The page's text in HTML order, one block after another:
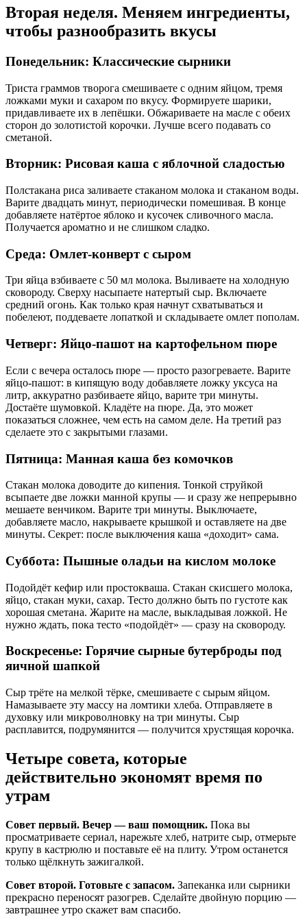
Вторая неделя. Меняем ингредиенты,
чтобы разнообразить вкусы
Понедельник: Классические сырники
Триста граммов творога смешиваете с одним яйцом, тремя
ложками муки и сахаром по вкусу. Формируете шарики,
придавливаете их в лепёшки. Обжариваете на масле с обеих
сторон до золотистой корочки. Лучше всего подавать со
сметаной.
Вторник: Рисовая каша с яблочной сладостью
Полстакана риса заливаете стаканом молока и стаканом воды.
Варите двадцать минут, периодически помешивая. В конце
добавляете натёртое яблоко и кусочек сливочного масла.
Получается ароматно и не слишком сладко.
Среда: Омлет-конверт с сыром
Три яйца взбиваете с 50 мл молока. Выливаете на холодную
сковороду. Сверху насыпаете натертый сыр. Включаете
средний огонь. Как только края начнут схватываться и
побелеют, поддеваете лопаткой и складываете омлет пополам.
Четверг: Яйцо-пашот на картофельном пюре
Если с вечера осталось пюре — просто разогреваете. Варите
яйцо-пашот: в кипящую воду добавляете ложку уксуса на
литр, аккуратно разбиваете яйцо, варите три минуты.
Достаёте шумовкой. Кладёте на пюре. Да, это может
показаться сложнее, чем есть на самом деле. На третий раз
сделаете это с закрытыми глазами.
Пятница: Манная каша без комочков
Стакан молока доводите до кипения. Тонкой струйкой
всыпаете две ложки манной крупы — и сразу же непрерывно
мешаете венчиком. Варите три минуты. Выключаете,
добавляете масло, накрываете крышкой и оставляете на две
минуты. Секрет: после выключения каша «доходит» сама.
Суббота: Пышные оладьи на кислом молоке
Подойдёт кефир или простокваша. Стакан скисшего молока,
яйцо, стакан муки, сахар. Тесто должно быть по густоте как
хорошая сметана. Жарите на масле, выкладывая ложкой. Не
нужно ждать, пока тесто «подойдёт» — сразу на сковороду.
Воскресенье: Горячие сырные бутерброды под
яичной шапкой
Сыр трёте на мелкой тёрке, смешиваете с сырым яйцом.
Намазываете эту массу на ломтики хлеба. Отправляете в
духовку или микроволновку на три минуты. Сыр
расплавится, подрумянится — получится хрустящая корочка.
Четыре совета, которые
действительно экономят время по
утрам
Совет первый. Вечер — ваш помощник. Пока вы
просматриваете сериал, нарежьте хлеб, натрите сыр, отмерьте
крупу в кастрюлю и поставьте её на плиту. Утром останется
только щёлкнуть зажигалкой.
Совет второй. Готовьте с запасом. Запеканка или сырники
прекрасно переносят разогрев. Сделайте двойную порцию —
завтрашнее утро скажет вам спасибо.